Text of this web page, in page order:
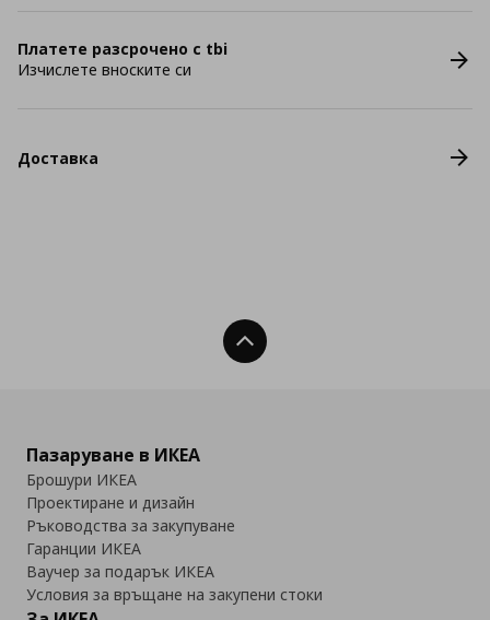
Платете разсрочено с tbi
Изчислете вноските си
Доставка
Нагоре
Пазаруване в ИКЕА
Брошури ИКЕА
Проектиране и дизайн
Ръководства за закупуване
Гаранции ИКЕА
Ваучер за подарък ИКЕА
Условия за връщане на закупени стоки